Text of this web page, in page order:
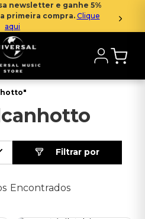
newsletter e ganhe 5%
primeira compra. Clique
aqui